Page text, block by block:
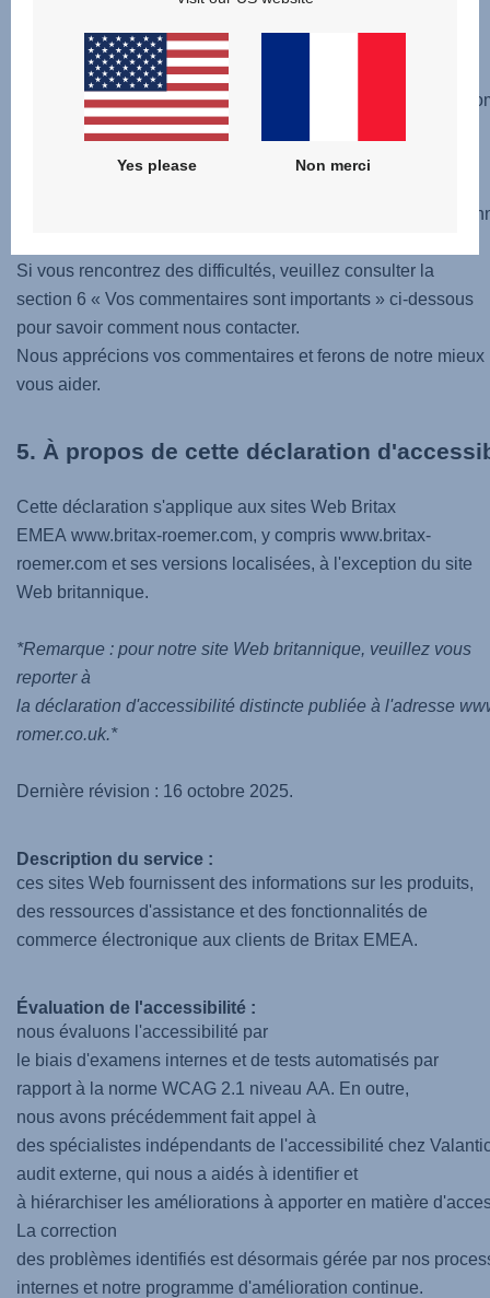
Notre site web est conçu pour fonctionner avec les
versions actuelles des principaux navigateurs (tels que
Firefox, Safari et Edge) et pour être compatible avec les
technologies d'assistance couramment utilisées.
jour votre navigateur, votre système d'exploitation et vos
Si vous rencontrez des difficultés, veuillez consulter la
section 6 « Vos commentaires sont importants » ci-dessous
pour savoir comment nous contacter.
Nous apprécions vos commentaires et ferons de notre mieux
vous aider.
5. À propos de cette déclaration
Cette déclaration s'applique aux sites Web Britax
EMEA www.britax-roemer.com, y compris www.britax-
roemer.com et ses versions localisées, à l'exception du site
Web britannique.
*Remarque : pour notre site Web britannique, veuillez vous
reporter à
la déclaration d'accessibilité distincte publiée à l'adresse
romer.co.uk.*
Dernière révision : 16 octobre 2025.
Description du service :
ces sites Web fournissent des informations sur les produits,
des ressources d'assistance et des fonctionnalités de
commerce électronique aux clients de Britax EMEA.
Évaluation de l'accessibilité :
nous évaluons l'accessibilité par
le biais d'examens internes et de tests automatisés par
rapport à la norme WCAG 2.1 niveau AA. En outre,
nous avons précédemment fait appel à
des spécialistes indépendants de l'accessibilité chez
audit externe, qui nous a aidés à identifier et
à hiérarchiser les améliorations à apporter en matière
La correction
des problèmes identifiés est désormais gérée par nos
internes et notre programme d'amélioration continue.
Yes please Non merci